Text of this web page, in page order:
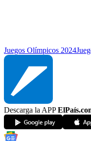
Juegos Olímpicos 2024
Descarga la APP